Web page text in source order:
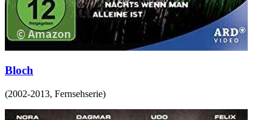
Bloch
(2002-2013, Fernsehserie)